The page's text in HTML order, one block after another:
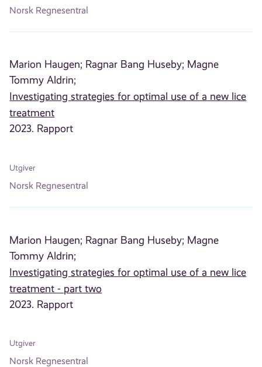
Norsk Regnesentral
Marion Haugen; Ragnar Bang Huseby; Magne
Tommy Aldrin;
Investigating strategies for optimal use of a new lice
treatment
2023. Rapport
Utgiver
Norsk Regnesentral
Marion Haugen; Ragnar Bang Huseby; Magne
Tommy Aldrin;
Investigating strategies for optimal use of a new lice
treatment - part two
2023. Rapport
Utgiver
Norsk Regnesentral